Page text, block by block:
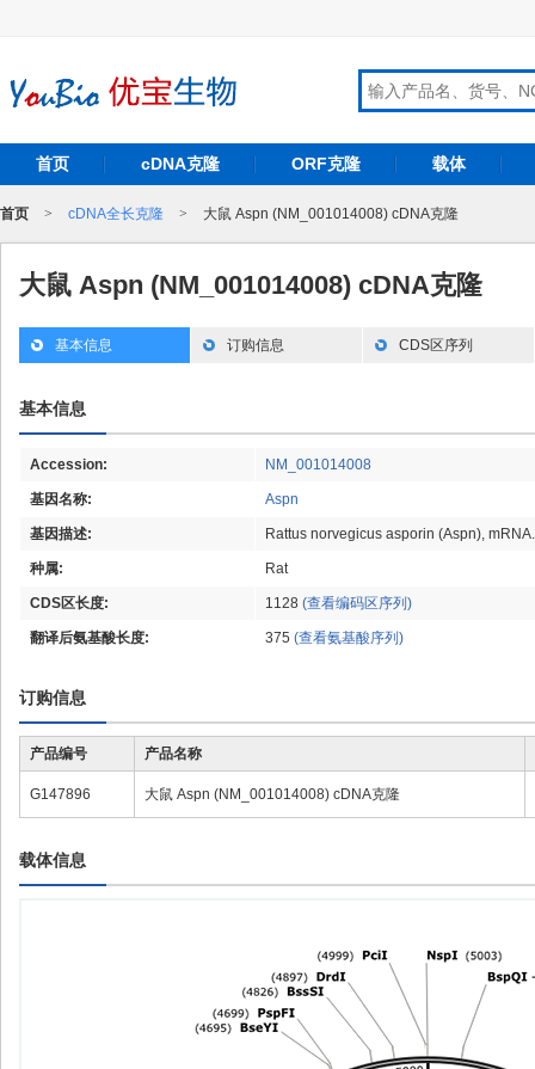
首页 cDNA克隆 ORF克隆 载体
首页 > cDNA全长克隆 > 大鼠 Aspn (NM_001014008) cDNA克隆
大鼠 Aspn (NM_001014008) cDNA克隆
基本信息 订购信息 CDS区序列
基本信息
Accession: NM_001014008
基因名称: Aspn
基因描述: Rattus norvegicus asporin (Aspn), mRNA.
种属: Rat
CDS区长度: 1128 (查看编码区序列)
翻译后氨基酸长度: 375 (查看氨基酸序列)
订购信息
产品编号 产品名称
G147896 大鼠 Aspn (NM_001014008) cDNA克隆
载体信息